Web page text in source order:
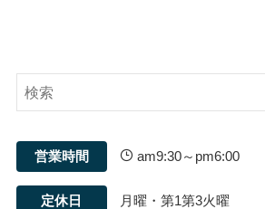
営業時間 am9:30～pm6:00
定休日 月曜・第1第3火曜